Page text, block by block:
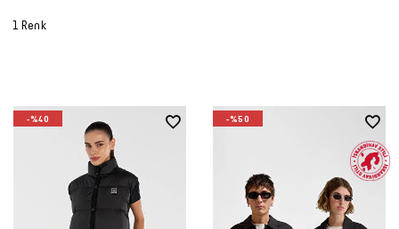
1 Renk
-%40 -%50